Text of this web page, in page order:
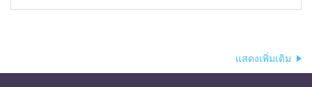
แสดงเพิ่มเติม